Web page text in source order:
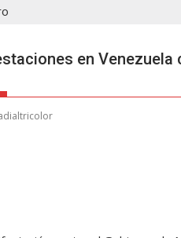
en Venezuela